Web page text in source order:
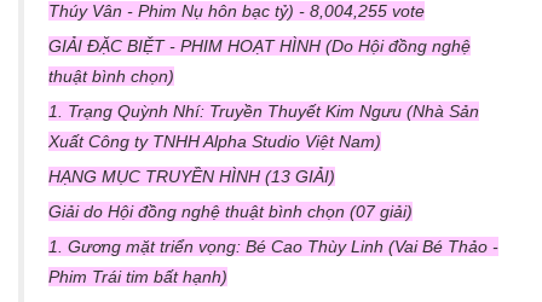
Thúy Vân - Phim Nụ hôn bạc tỷ) - 8,004,255 vote
GIẢI ĐẶC BIỆT - PHIM HOẠT HÌNH (Do Hội đồng nghệ
thuật bình chọn)
1. Trạng Quỳnh Nhí: Truyền Thuyết Kim Ngưu (Nhà Sản
Xuất Công ty TNHH Alpha Studio Việt Nam)
HẠNG MỤC TRUYỀN HÌNH (13 GIẢI)
Giải do Hội đồng nghệ thuật bình chọn (07 giải)
1. Gương mặt triển vọng: Bé Cao Thùy Linh (Vai Bé Thảo -
Phim Trái tim bất hạnh)